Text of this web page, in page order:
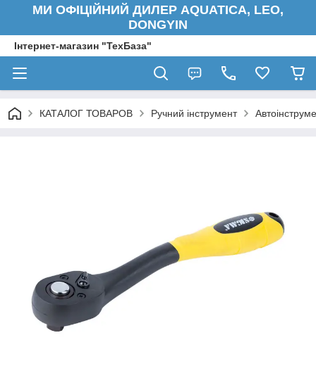
МИ ОФІЦІЙНИЙ ДИЛЕР AQUATICA, LEO,
DONGYIN
Інтернет-магазин "ТехБаза"
КАТАЛОГ ТОВАРОВ Ручний інструмент